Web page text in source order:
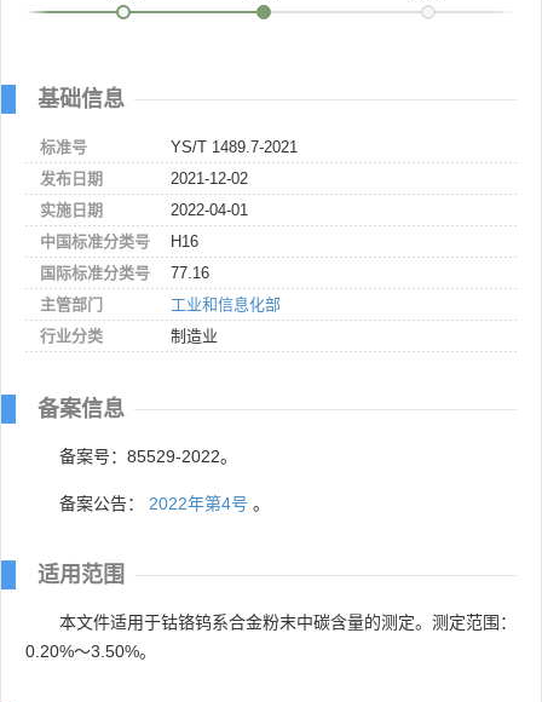
基础信息
标准号
YS/T 1489.7-2021
发布日期
2021-12-02
实施日期
2022-04-01
中国标准分类号
H16
国际标准分类号
77.16
主管部门
工业和信息化部
行业分类
制造业
备案信息
备案号：85529-2022。
备案公告： 2022年第4号 。
适用范围
本文件适用于钴铬钨系合金粉末中碳含量的测定。测定范围：
0.20%～3.50%。